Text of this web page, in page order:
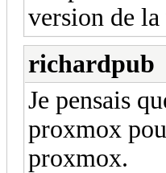
version de
richardpub
Je pensais
proxmox
proxmox.